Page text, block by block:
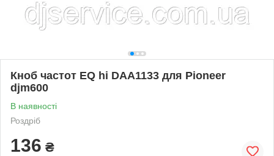
Кноб частот EQ hi DAA1133 для Pioneer
djm600
В наявності
Роздріб
136 ₴